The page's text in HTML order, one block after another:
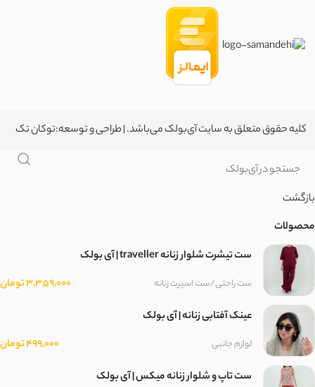
کلیه حقوق متعلق به سایت آی‌بولک می‌باشد. | طراحی و توسعه:توکان تک
بازگشت
محصولات
ست تیشرت شلوار زنانه traveller | آی بولک
ست راحتی/ست اسپرت زنانه
3,359,000 تومان
عینک آفتابی زنانه | آی بولک
لوازم جانبی
499,000 تومان
ست تاپ و شلوار زنانه میکس | آی بولک